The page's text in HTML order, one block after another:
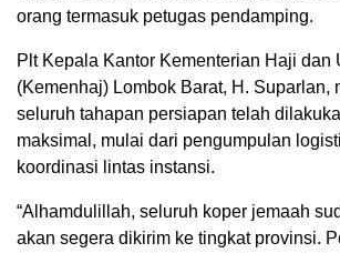
orang termasuk petugas pendamping.
Plt Kepala Kantor Kementerian Haji dan
(Kemenhaj) Lombok Barat, H. Suparlan,
seluruh tahapan persiapan telah
maksimal, mulai dari pengumpulan
koordinasi lintas instansi.
“Alhamdulillah, seluruh koper jemaah
akan segera dikirim ke tingkat provinsi.